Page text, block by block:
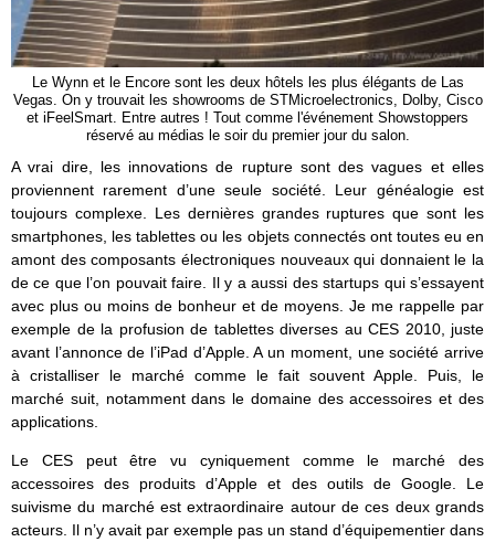
Le Wynn et le Encore sont les deux hôtels les plus élégants de Las
Vegas. On y trouvait les showrooms de STMicroelectronics, Dolby, Cisco
et iFeelSmart. Entre autres ! Tout comme l'événement Showstoppers
réservé au médias le soir du premier jour du salon.
A vrai dire, les innovations de rupture sont des vagues et elles
proviennent rarement d’une seule société. Leur généalogie est
toujours complexe. Les dernières grandes ruptures que sont les
smartphones, les tablettes ou les objets connectés ont toutes eu en
amont des composants électroniques nouveaux qui donnaient le la
de ce que l’on pouvait faire. Il y a aussi des startups qui s’essayent
avec plus ou moins de bonheur et de moyens. Je me rappelle par
exemple de la profusion de tablettes diverses au CES 2010, juste
avant l’annonce de l’iPad d’Apple. A un moment, une société arrive
à cristalliser le marché comme le fait souvent Apple. Puis, le
marché suit, notamment dans le domaine des accessoires et des
applications.
Le CES peut être vu cyniquement comme le marché des
accessoires des produits d’Apple et des outils de Google. Le
suivisme du marché est extraordinaire autour de ces deux grands
acteurs. Il n’y avait par exemple pas un stand d’équipementier dans